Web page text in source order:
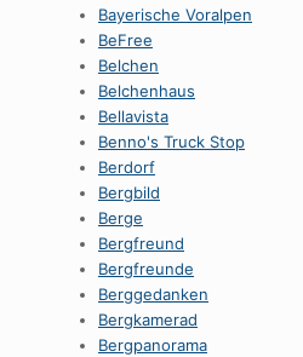
Bayerische Voralpen
BeFree
Belchen
Belchenhaus
Bellavista
Benno's Truck Stop
Berdorf
Bergbild
Berge
Bergfreund
Bergfreunde
Berggedanken
Bergkamerad
Bergpanorama